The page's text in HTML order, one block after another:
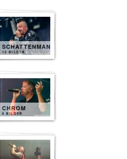
SCHATTENMANN
10 BILDER
CHROM
8 BILDER